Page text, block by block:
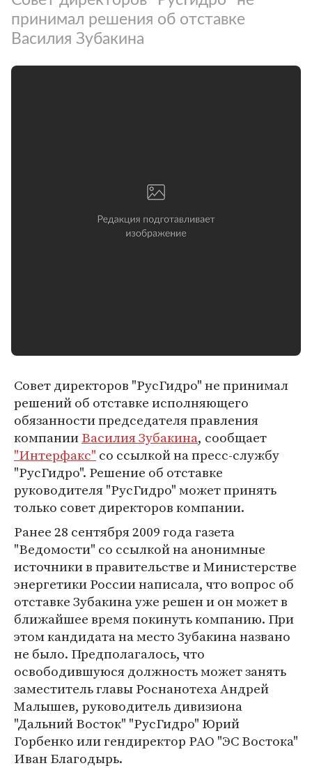
принимал решения об отставке
Василия Зубакина
Совет директоров "РусГидро" не принимал
решений об отставке исполняющего
обязанности председателя правления
компанииВасилия Зубакина, сообщает
"Интерфакс" со ссылкой на пресс-службу
"РусГидро". Решение об отставке
руководителя "РусГидро" может принять
только совет директоров компании.
Ранее 28 сентября 2009 года газета
"Ведомости" со ссылкой на анонимные
источники в правительстве и Министерстве
энергетики России написала, что вопрос об
отставке Зубакина уже решен и он может в
ближайшее время покинуть компанию. При
этом кандидата на место Зубакина названо
не было. Предполагалось, что
освободившуюся должность может занять
заместитель главы Роснанотеха Андрей
Малышев, руководитель дивизиона
"Дальний Восток" "РусГидро" Юрий
Горбенко или гендиректор РАО "ЭС Востока"
Иван Благодырь.